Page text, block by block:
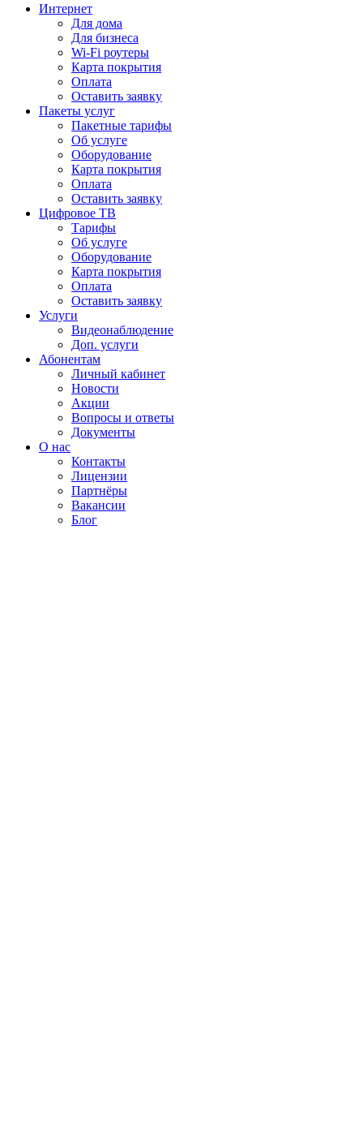
Интернет
Для дома
Для бизнеса
Wi-Fi роутеры
Карта покрытия
Оплата
Оставить заявку
Пакеты услуг
Пакетные тарифы
Об услуге
Оборудование
Карта покрытия
Оплата
Оставить заявку
Цифровое ТВ
Тарифы
Об услуге
Оборудование
Карта покрытия
Оплата
Оставить заявку
Услуги
Видеонаблюдение
Доп. услуги
Абонентам
Личный кабинет
Новости
Акции
Вопросы и ответы
Документы
О нас
Контакты
Лицензии
Партнёры
Вакансии
Блог